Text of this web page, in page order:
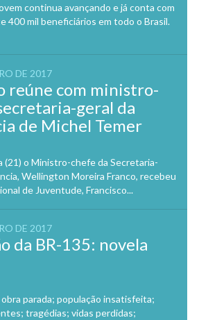
continua avançando e já conta com
400 mil beneficiários em todo o Brasil.
DE 2017
reúne com ministro-
geral da
de Michel Temer
(21) o Ministro-chefe da Secretaria-
Wellington Moreira Franco, recebeu
de Juventude, Francisco...
DE 2017
da BR-135: novela
parada; população insatisfeita;
tragédias; vidas perdidas;